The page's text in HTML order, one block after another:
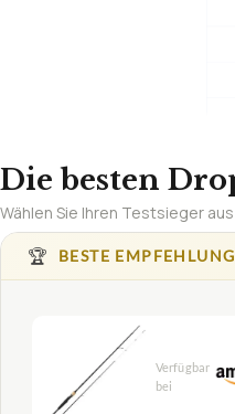
Die besten
Wählen Sie Ihren Testsieger
🏆 BESTE EMPFEHLUNG